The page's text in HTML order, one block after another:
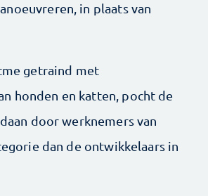
in plaats van
getraind met
honden en katten, pocht de
door werknemers van
dan de ontwikkelaars in